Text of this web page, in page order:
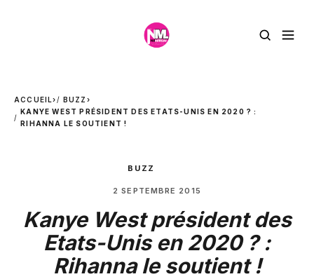
ACCUEIL› BUZZ ›
KANYE WEST PRÉSIDENT DES ETATS-UNIS EN 2020 ? :
RIHANNA LE SOUTIENT !
BUZZ
2 SEPTEMBRE 2015
Kanye West président des
Etats-Unis en 2020 ? :
Rihanna le soutient !